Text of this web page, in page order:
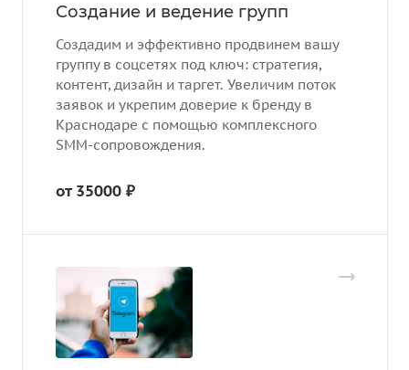
Создание и ведение групп
Создадим и эффективно продвинем вашу
группу в соцсетях под ключ: стратегия,
контент, дизайн и таргет. Увеличим поток
заявок и укрепим доверие к бренду в
Краснодаре с помощью комплексного
SMM-сопровождения.
от 35000 ₽